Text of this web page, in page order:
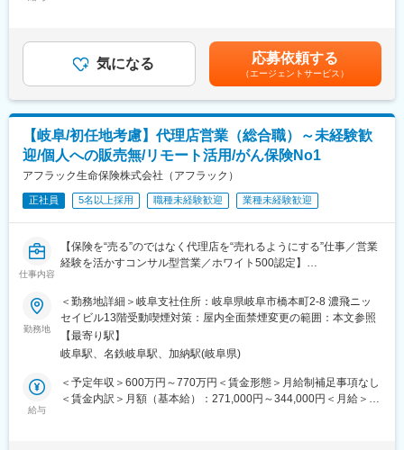
■取扱い保険会社：
・損害保険5社
（東京海上日動火災保険、明治安田損害保険、あいおいニッセイ
同和損害保険、損害保険ジャパン、三井住友海上火災保険）
・生命保険3社
（東京海上日動あんしん生命保険、アフラック生命保険、アクサ
生命保険）
変更の範囲：会社の定める業務
す。
■業務詳細
・同業他社やマーケット動向の分析
・保険契約事務に関する各種業務
※土日の対応について：
営業宛てに電話がかかってくることもありますが、代理店向け一
次受けのコールセンターを設置しています
【変更の範囲：会社の定める業務】
※会社が出向を指示した場合は出向先の定める業務となります
■評価制度
評価は「業績貢献評価」と「行動評価」に分かれています。
評価と報酬は連動しており、「業績貢献評価」は短期業績賞与、
賞与は年に3回あり、6月、12月賞与は固定ですが、3月の短期業
績賞与は全社業績と個人業績で変動します。
賞与の総支給月数は、およそ7.2～8.5か月となります。
■研修制度
ップをいただきます。
まずは先輩社員の商談への同行や、資料作成のサポートからお任
です。※転居を伴う場合、別途転勤手当（4万円～6万円/月）と住
宅補助（例：6万円/月までの9割会社負担）の支給がございます。
賃金はあくまでも目安の金額であり、選考を通じて上下する可能
性があります。月給(月額)は固定手当を含めた表記です。
気になる 応募依頼する
（エージェントサービス）
【岐阜/初任地考慮】代理店営業（総合職）～未経験歓
迎/個人への販売無/リモート活用/がん保険No1
アフラック生命保険株式会社（アフラック）
正社員 5名以上採用 職種未経験歓迎 業種未経験歓迎
仕事内容
【保険を“売る”のではなく代理店を“売れるようにする”仕事／営業
経験を活かすコンサル型営業／ホワイト500認定】
代理店スタッフなど周囲を巻き込み成果を上げていく営業力が身
につきます。若手のうちから、販売戦略の企画や代理店経営者に
向けた提案を行ってていただけます。
■業務内容
全国8000店以上の販売代理店や提携金融機関がお客様により良い
保険提案ができるよう、販売促進や経営課題解決のためのコンサ
ルティング営業を行っていただきます。
勤務地
＜勤務地詳細＞岐阜支社住所：岐阜県岐阜市橋本町2-8 濃飛ニッ
セイビル13階受動喫煙対策：屋内全面禁煙変更の範囲：本文参照
【最寄り駅】
岐阜駅、名鉄岐阜駅、加納駅(岐阜県)
給与
＜予定年収＞600万円～770万円＜賃金形態＞月給制補足事項なし
＜賃金内訳＞月額（基本給）：271,000円～344,000円＜月給＞